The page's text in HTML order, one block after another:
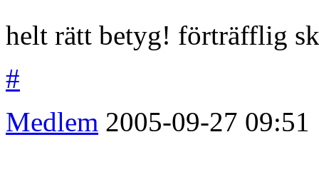
helt rätt betyg! förträfflig
#
Medlem 2005-09-27 09:51